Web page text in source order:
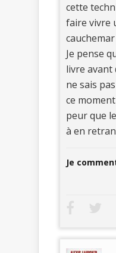
cette
faire vivre
cauchemar
Je pense
livre avant
ne sais
ce
peur que
à en
Je